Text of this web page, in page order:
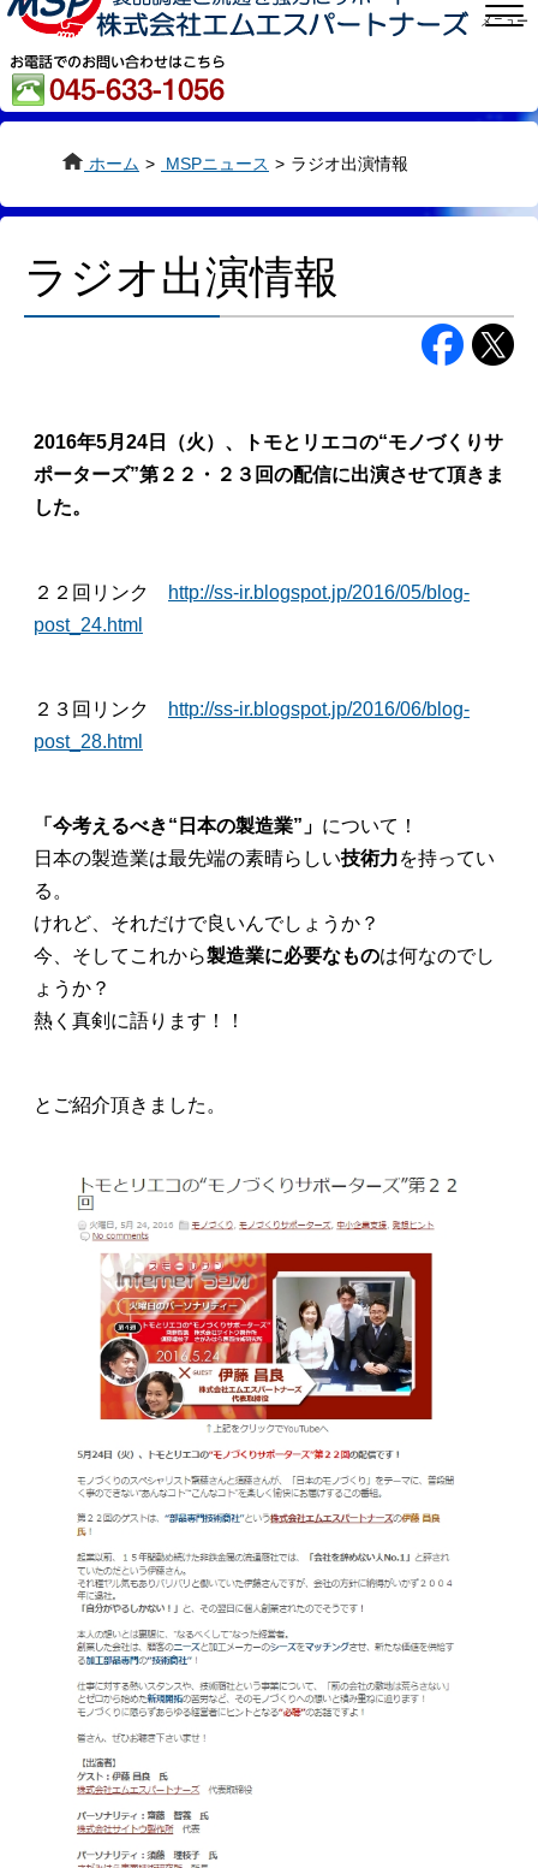
メニュー
ホーム > MSPニュース > ラジオ出演情報
ラジオ出演情報
2016年5月24日（火）、トモとリエコの“モノづくりサ
ポーターズ”第２２・２３回の配信に出演させて頂きま
した。
２２回リンク
http://ss-ir.blogspot.jp/2016/05/blog-
post_24.html
２３回リンク
http://ss-ir.blogspot.jp/2016/06/blog-
post_28.html
「今考えるべき“日本の製造業”」 について！
日本の製造業は最先端の素晴らしい技術力を持ってい
る。
けれど、それだけで良いんでしょうか？
今、そしてこれから製造業に必要なものは何なのでし
ょうか？
熱く真剣に語ります！！
とご紹介頂きました。